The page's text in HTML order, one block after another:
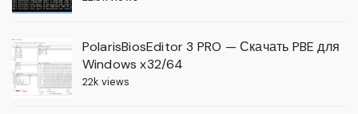
PolarisBiosEditor 3 PRO — Скачать PBE для
Windows x32/64
22k views